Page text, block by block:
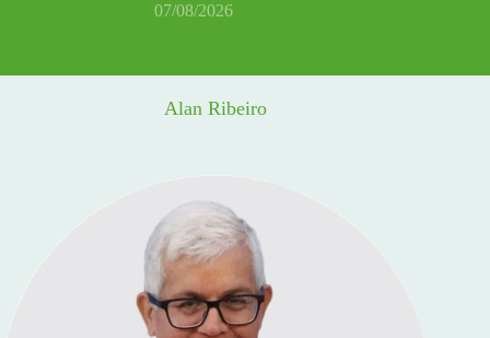
07/08/2026
Alan Ribeiro